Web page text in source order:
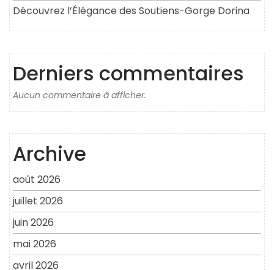
Découvrez l’Élégance des Soutiens-Gorge Dorina
Derniers commentaires
Aucun commentaire à afficher.
Archive
août 2026
juillet 2026
juin 2026
mai 2026
avril 2026